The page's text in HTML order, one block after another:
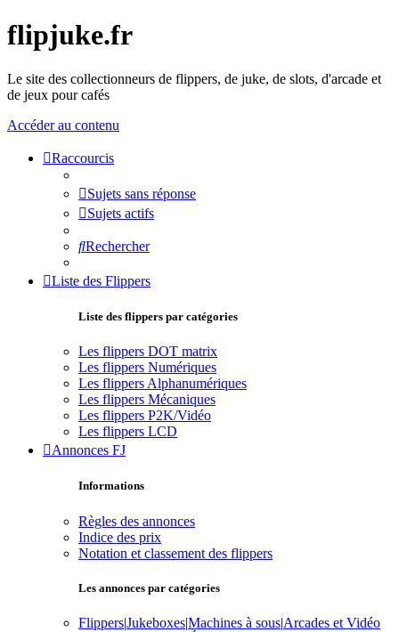
flipjuke.fr
Le site des collectionneurs de flippers, de juke, de slots, d'arcade et
de jeux pour cafés
Accéder au contenu
Raccourcis
Sujets sans réponse
Sujets actifs
Rechercher
Liste des Flippers
Liste des flippers par catégories
Les flippers DOT matrix
Les flippers Numériques
Les flippers Alphanumériques
Les flippers Mécaniques
Les flippers P2K/Vidéo
Les flippers LCD
Annonces FJ
Informations
Règles des annonces
Indice des prix
Notation et classement des flippers
Les annonces par catégories
Flippers|Jukeboxes|Machines à sous|Arcades et Vidéo